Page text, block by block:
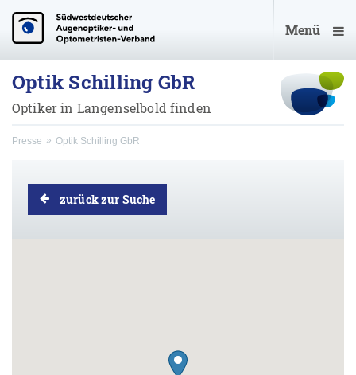
Menü
Optik Schilling GbR
Optiker in Langenselbold finden
Presse Optik Schilling GbR
zurück zur Suche